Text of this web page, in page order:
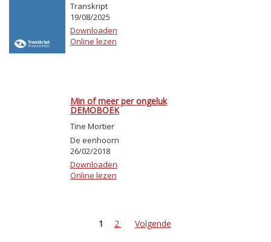
Transkript
19/08/2025
Downloaden
Online lezen
Min of meer per ongeluk
DEMOBOEK
Tine Mortier
De eenhoorn
26/02/2018
Downloaden
Online lezen
1 2 Volgende